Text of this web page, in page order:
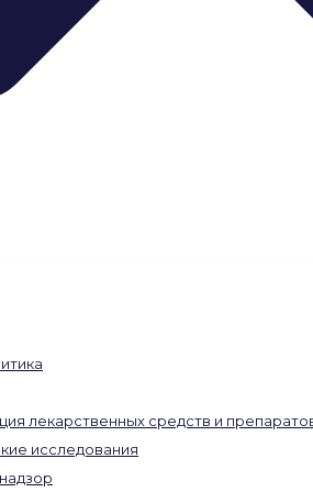
лекарственных средств и
исследования